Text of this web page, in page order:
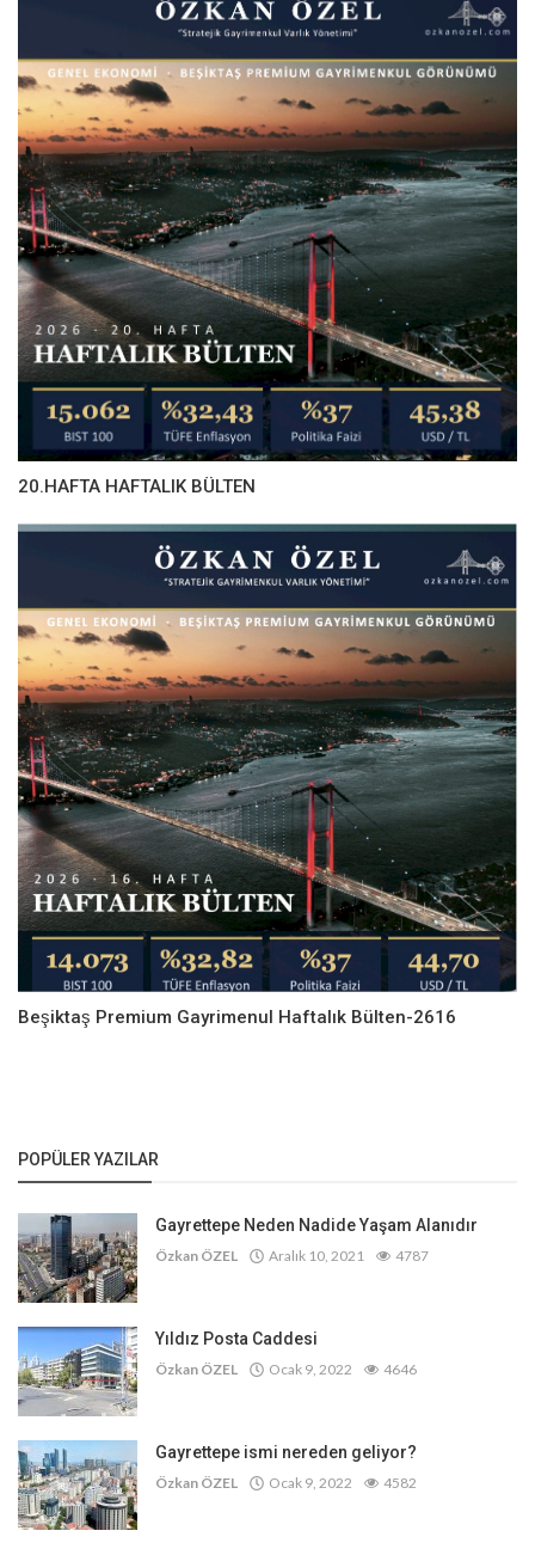
20.HAFTA HAFTALIK BÜLTEN
Beşiktaş Premium Gayrimenul Haftalık Bülten-2616
POPÜLER YAZILAR
Gayrettepe Neden Nadide Yaşam Alanıdır
Özkan ÖZEL Aralık 10, 2021 4787
Yıldız Posta Caddesi
Özkan ÖZEL Ocak 9, 2022 4646
Gayrettepe ismi nereden geliyor?
Özkan ÖZEL Ocak 9, 2022 4582